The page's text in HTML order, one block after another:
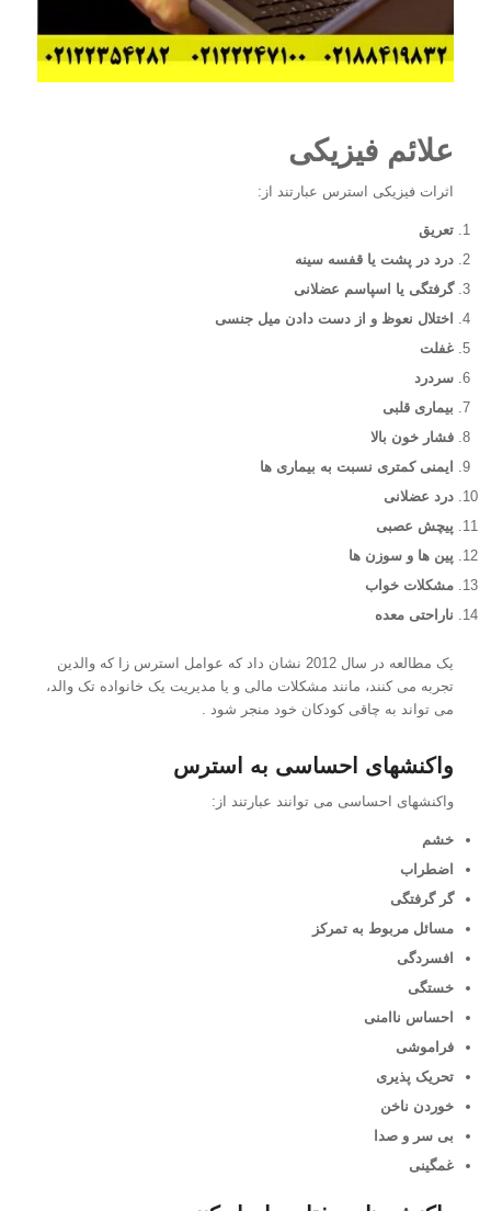
علائم فیزیکی
اثرات فیزیکی استرس عبارتند از:
تعریق
درد در پشت یا قفسه سینه
گرفتگی یا اسپاسم عضلانی
اختلال نعوظ و از دست دادن میل جنسی
غفلت
سردرد
بیماری قلبی
فشار خون بالا
ایمنی کمتری نسبت به بیماری ها
درد عضلانی
پیچش عصبی
پین ها و سوزن ها
مشکلات خواب
ناراحتی معده
یک مطالعه در سال 2012 نشان داد که عوامل استرس زا که والدین
تجربه می کنند، مانند مشکلات مالی و یا مدیریت یک خانواده تک والد،
می تواند به چاقی کودکان خود منجر شود .
واکنشهای احساسی به استرس
واکنشهای احساسی می توانند عبارتند از:
خشم
اضطراب
گر گرفتگی
مسائل مربوط به تمرکز
افسردگی
خستگی
احساس ناامنی
فراموشی
تحریک پذیری
خوردن ناخن
بی سر و صدا
غمگینی